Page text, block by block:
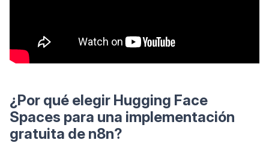
¿Por qué elegir Hugging Face
Spaces para una implementación
gratuita de n8n?